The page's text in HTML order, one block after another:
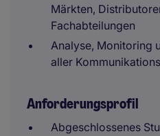
Märkten,
Fachabteilungen
Analyse, Monitoring
aller
Anforderungsprofil
Abgeschlossenes